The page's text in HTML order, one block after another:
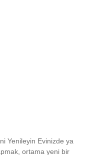
Yenileyin Evinizde ya
ortama yeni bir